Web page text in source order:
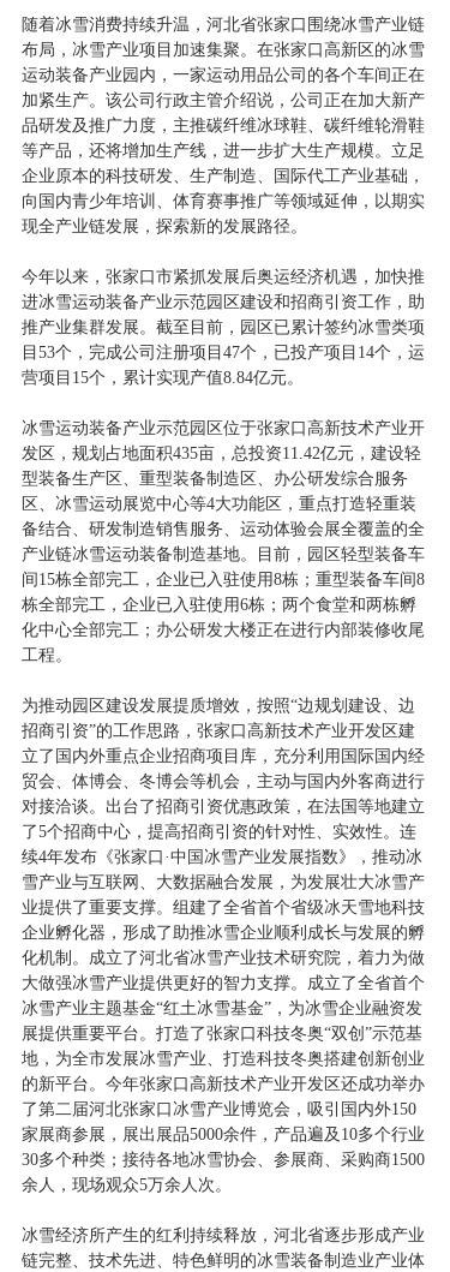
随着冰雪消费持续升温，河北省张家口围绕冰雪产业链
布局，冰雪产业项目加速集聚。在张家口高新区的冰雪
运动装备产业园内，一家运动用品公司的各个车间正在
加紧生产。该公司行政主管介绍说，公司正在加大新产
品研发及推广力度，主推碳纤维冰球鞋、碳纤维轮滑鞋
等产品，还将增加生产线，进一步扩大生产规模。立足
企业原本的科技研发、生产制造、国际代工产业基础，
向国内青少年培训、体育赛事推广等领域延伸，以期实
现全产业链发展，探索新的发展路径。
今年以来，张家口市紧抓发展后奥运经济机遇，加快推
进冰雪运动装备产业示范园区建设和招商引资工作，助
推产业集群发展。截至目前，园区已累计签约冰雪类项
目53个，完成公司注册项目47个，已投产项目14个，运
营项目15个，累计实现产值8.84亿元。
冰雪运动装备产业示范园区位于张家口高新技术产业开
发区，规划占地面积435亩，总投资11.42亿元，建设轻
型装备生产区、重型装备制造区、办公研发综合服务
区、冰雪运动展览中心等4大功能区，重点打造轻重装
备结合、研发制造销售服务、运动体验会展全覆盖的全
产业链冰雪运动装备制造基地。目前，园区轻型装备车
间15栋全部完工，企业已入驻使用8栋；重型装备车间8
栋全部完工，企业已入驻使用6栋；两个食堂和两栋孵
化中心全部完工；办公研发大楼正在进行内部装修收尾
工程。
为推动园区建设发展提质增效，按照“边规划建设、边
招商引资”的工作思路，张家口高新技术产业开发区建
立了国内外重点企业招商项目库，充分利用国际国内经
贸会、体博会、冬博会等机会，主动与国内外客商进行
对接洽谈。出台了招商引资优惠政策，在法国等地建立
了5个招商中心，提高招商引资的针对性、实效性。连
续4年发布《张家口·中国冰雪产业发展指数》，推动冰
雪产业与互联网、大数据融合发展，为发展壮大冰雪产
业提供了重要支撑。组建了全省首个省级冰天雪地科技
企业孵化器，形成了助推冰雪企业顺利成长与发展的孵
化机制。成立了河北省冰雪产业技术研究院，着力为做
大做强冰雪产业提供更好的智力支撑。成立了全省首个
冰雪产业主题基金“红土冰雪基金”，为冰雪企业融资发
展提供重要平台。打造了张家口科技冬奥“双创”示范基
地，为全市发展冰雪产业、打造科技冬奥搭建创新创业
的新平台。今年张家口高新技术产业开发区还成功举办
了第二届河北张家口冰雪产业博览会，吸引国内外150
家展商参展，展出展品5000余件，产品遍及10多个行业
30多个种类；接待各地冰雪协会、参展商、采购商1500
余人，现场观众5万余人次。
冰雪经济所产生的红利持续释放，河北省逐步形成产业
链完整、技术先进、特色鲜明的冰雪装备制造业产业体